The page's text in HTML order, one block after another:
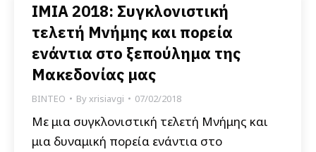
ΙΜΙΑ 2018: Συγκλονιστική
τελετή Μνήμης και πορεία
ενάντια στο ξεπούλημα της
Μακεδονίας μας
ΒΙΝΤΕΟ Byxrisiavgi 07/02/2018
Με μια συγκλονιστική τελετή Μνήμης και
μια δυναμική πορεία ενάντια στο